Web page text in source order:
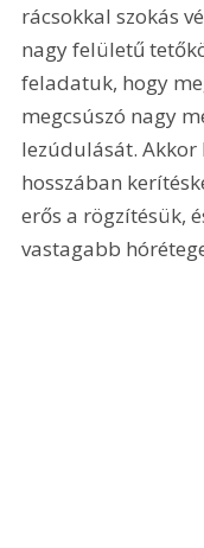
rácsokkal szokás
nagy felületű
feladatuk, hogy
megcsúszó nagy
lezúdulását. Akkor
hosszában
erős a rögzítésük,
vastagabb